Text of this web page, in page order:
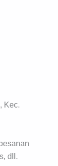
Kec.
dll.